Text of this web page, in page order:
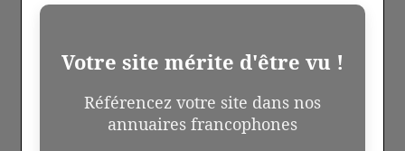
Votre site mérite d'être vu !
Référencez votre site dans nos
annuaires francophones